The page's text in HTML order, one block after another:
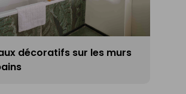
décoratifs sur les murs